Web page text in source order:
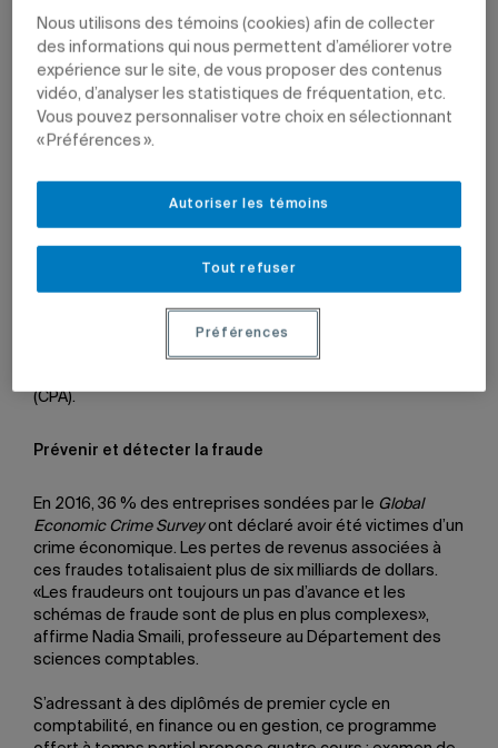
Photo: iStock
Deux nouveaux programmes en comptabilité seront
offerts à l’automne 2018. Le
e
fraude et encourager l’éthique organisationnelle, et
de l’obtention des titres deCertified Fraud Examiner(CFE)
Certified in Financial Forensics(CFF). Le
avancée dans les différents domaines d’intervention de
l’expert-comptable ainsi qu’une voie d’accès à la
certification avancée en comptabilité et finance (CACF)
(CPA).
Prévenir et détecter la fraude
En 2016, 36 % des entreprises sondées par le Global
Economic Crime Surveyont déclaré avoir été victimes d’un
crime économique. Les pertes de revenus associées à
ces fraudes totalisaient plus de six milliards de dollars.
«Les fraudeurs ont toujours un pas d’avance et les
schémas de fraude sont de plus en plus complexes»,
affirme Nadia Smaili, professeure au Département des
sciences comptables.
S’adressant à des diplômés de premier cycle en
comptabilité, en finance ou en gestion, ce programme
Nous utilisons des témoins (cookies) afin de collecter
des informations qui nous permettent d’améliorer votre
expérience sur le site, de vous proposer des contenus
vidéo, d’analyser les statistiques de fréquentation, etc.
Vous pouvez personnaliser votre choix en sélectionnant
« Préférences ».
Tout refuser
Autoriser les témoins
Préférences